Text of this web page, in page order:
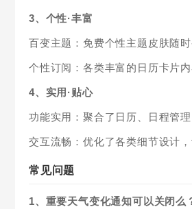
3、个性·丰富
百变主题：免费个性主题皮肤随
个性订阅：各类丰富的日历卡片
4、实用·贴心
功能实用：聚合了日历、日程管
交互流畅：优化了各类细节设计
常见问题
1、重要天气变化通知可以关闭么